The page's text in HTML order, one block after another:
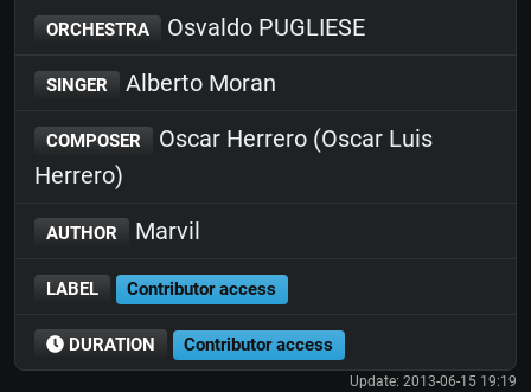
ORCHESTRA Osvaldo PUGLIESE
SINGER Alberto Moran
COMPOSER
Oscar Herrero (Oscar Luis
Herrero)
AUTHOR Marvil
LABEL Contributor access
DURATION Contributor access
Update: 2013-06-15 19:19